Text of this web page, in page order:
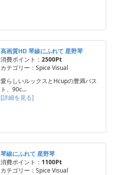
高画質HD 琴線にふれて 星野琴
消費ポイント： 2500Pt
カテゴリー：Spice Visual
愛らしいルックスとHcupの豊満バス
ト、90c…
[詳細を見る]
琴線にふれて 星野琴
消費ポイント： 1100Pt
カテゴリー：Spice Visual